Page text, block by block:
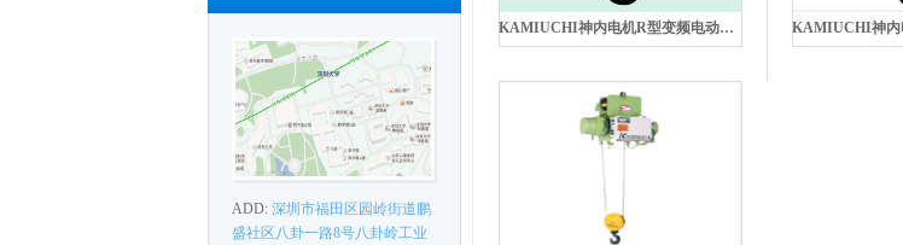
ADD: 深圳市福田区园岭街道鹏
盛社区八卦一路8号八卦岭工业
KAMIUCHI神内电机R型变频电动葫芦